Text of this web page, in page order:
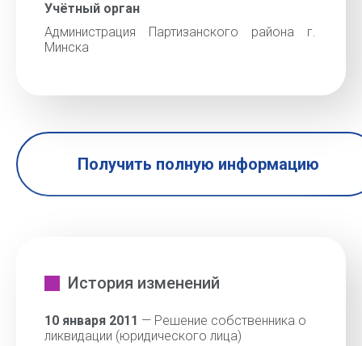
Учётный орган
Администрация Партизанского района г.
Минска
Получить полную информацию
История изменений
10 января 2011 — Решение собственника о
ликвидации (юридического лица)